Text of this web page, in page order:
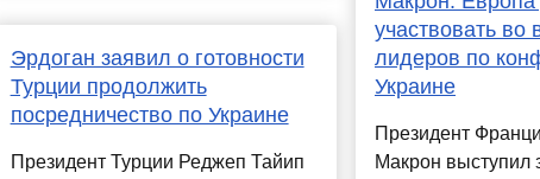
Эрдоган заявил о готовности
Турции продолжить
посредничество по Украине
Президент Турции Реджеп Тайип
участвовать во
лидеров по
Украине
Президент
Макрон выступил